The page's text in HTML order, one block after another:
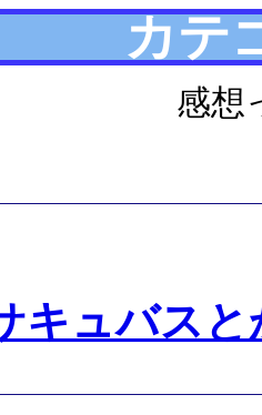
カテ
感想
キュバスと